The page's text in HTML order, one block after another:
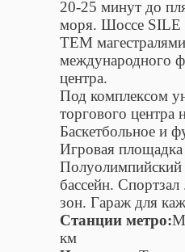
20-25 минут до
моря. Шоссе SILE
TEM
международного
центра.
Под комплексом
торгового центра
Баскетбольное и
Игровая площадка
бассейн.
зон. Гараж для
Станции метро:
км